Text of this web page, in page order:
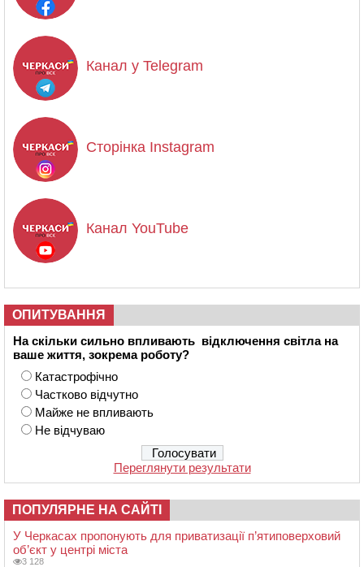
Канал у Telegram
Сторінка Instagram
Канал YouTube
ОПИТУВАННЯ
На скільки сильно впливають відключення світла на
ваше життя, зокрема роботу?
Катастрофічно
Частково відчутно
Майже не впливають
Не відчуваю
Переглянути результати
ПОПУЛЯРНЕ НА САЙТІ
У Черкасах пропонують для приватизації п’ятиповерховий
об’єкт у центрі міста
3 128